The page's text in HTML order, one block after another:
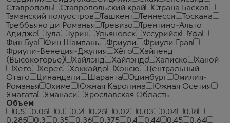
Ставрополь
Ставропольский край
Страна Басков
Таманский полуостров
Ташкент Теннесси
Тоскана
Треббьяно ди Романья
Тревизо
Трентино-Альто
Адидже
Тула Турин Ульяновск Уссурийск
Уфа
Фин Буа
Фин Шампань Фриули
Фриули Грав
Фриули-Венеция-Джулия
Хёго
Хайленд
(Высокогорье)
Хайлэнд Хайлэндс Халиско
Ханой
Хего
Херес Хоккайдо Хонсю
Центральный
Отаго
Цинандали Шаранта Эдинбург
Эмилия-
Романья
Эхиме Южная Каролина
Южная Осетия
Ямагата
Яманаси
Ярославская Область
Объем
0.5
0.05 0.1 0.2 0.25 0.02 0.03 0.04
0.18
0.285
0.3 0.35 0.36 0.375 0.4 0.44 0.45
0.64